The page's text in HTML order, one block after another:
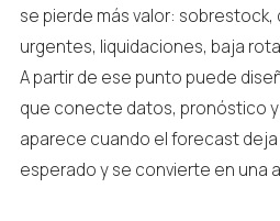
se pierde más valor:
urgentes, liquidaciones, baja
A partir de ese punto puede
que conecte datos, pronóstico
aparece cuando el forecast
esperado y se convierte en una